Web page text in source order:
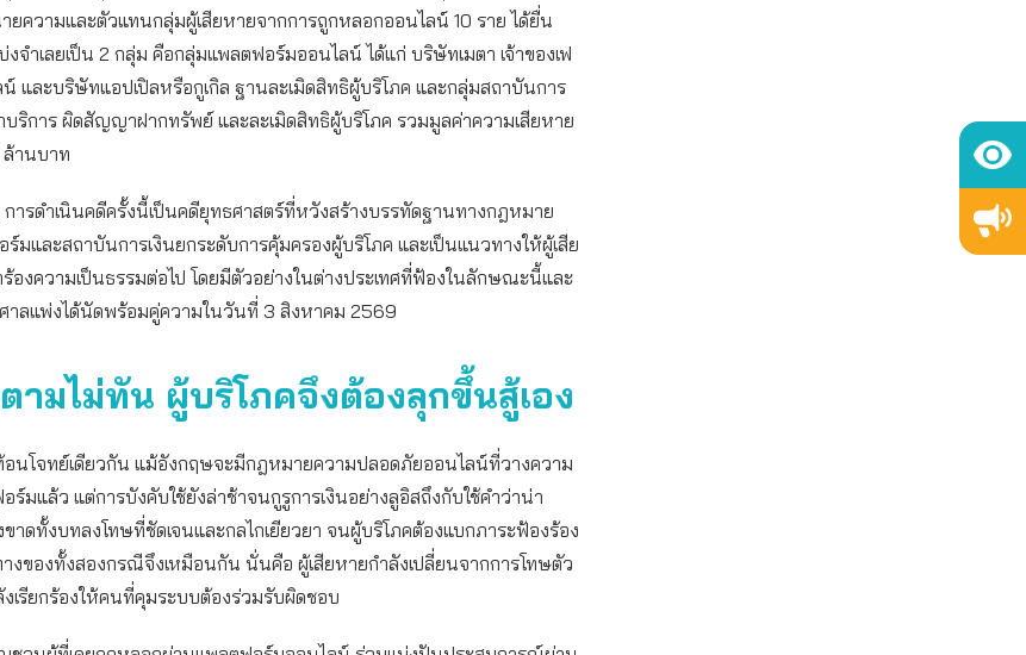
ยความและตัวแทนกลุ่มผู้เสียหายจากการถูกหลอกออนไลน์ 10 ราย ได้ยื่น
จำเลยเป็น 2 กลุ่ม คือกลุ่มแพลตฟอร์มออนไลน์ ได้แก่ บริษัทเมตา เจ้าของเฟ
และบริษัทแอปเปิลหรือกูเกิล ฐานละเมิดสิทธิผู้บริโภค และกลุ่มสถาบันการ
ริการ ผิดสัญญาฝากทรัพย์ และละเมิดสิทธิผู้บริโภค รวมมูลค่าความเสียหาย
านบาท
ารดำเนินคดีครั้งนี้เป็นคดียุทธศาสตร์ที่หวังสร้างบรรทัดฐานทางกฎหมาย
มและสถาบันการเงินยกระดับการคุ้มครองผู้บริโภค และเป็นแนวทางให้ผู้เสีย
ร้องความเป็นธรรมต่อไป โดยมีตัวอย่างในต่างประเทศที่ฟ้องในลักษณะนี้และ
าลแพ่งได้นัดพร้อมคู่ความในวันที่ 3 สิงหาคม 2569
ามไม่ทัน ผู้บริโภคจึงต้องลุกขึ้นสู้เอง
นโจทย์เดียวกัน แม้อังกฤษจะมีกฎหมายความปลอดภัยออนไลน์ที่วางความ
ร์มแล้ว แต่การบังคับใช้ยังล่าช้าจนกูรูการเงินอย่างลูอิสถึงกับใช้คำว่าน่า
าดทั้งบทลงโทษที่ชัดเจนและกลไกเยียวยา จนผู้บริโภคต้องแบกภาระฟ้องร้อง
งของทั้งสองกรณีจึงเหมือนกัน นั่นคือ ผู้เสียหายกำลังเปลี่ยนจากการโทษตัว
งเรียกร้องให้คนที่คุมระบบต้องร่วมรับผิดชอบ